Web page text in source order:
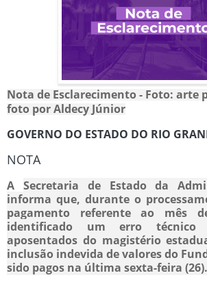
Nota de Esclarecimento - Foto: arte
foto por Aldecy Júnior
GOVERNO DO ESTADO DO RIO
NOTA
A Secretaria de Estado da
informa que, durante o
pagamento referente ao mês
identificado um erro
aposentados do magistério
inclusão indevida de valores do
sido pagos na última sexta-feira (26).